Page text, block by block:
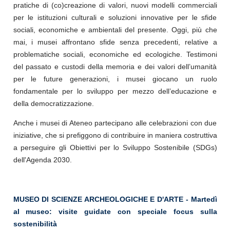
pratiche di (co)creazione di valori, nuovi modelli commerciali
per le istituzioni culturali e soluzioni innovative per le sfide
sociali, economiche e ambientali del presente. Oggi, più che
mai, i musei affrontano sfide senza precedenti, relative a
problematiche sociali, economiche ed ecologiche. Testimoni
del passato e custodi della memoria e dei valori dell’umanità
per le future generazioni, i musei giocano un ruolo
fondamentale per lo sviluppo per mezzo dell’educazione e
della democratizzazione.
Anche i musei di Ateneo partecipano alle celebrazioni con due
iniziative, che si prefiggono di contribuire in maniera costruttiva
a perseguire gli Obiettivi per lo Sviluppo Sostenibile (SDGs)
dell'Agenda 2030.
MUSEO DI SCIENZE ARCHEOLOGICHE E D'ARTE - Martedì
al museo: visite guidate con speciale focus sulla
sostenibilità